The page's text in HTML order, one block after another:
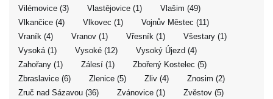
Vilémovice (3)
Vlastějovice (1)
Vlašim (49)
Vlkančice (4)
Vlkovec (1)
Vojnův Městec (11)
Vraník (4)
Vranov (1) Vřesník (1)
Všestary (1)
Vysoká (1)
Vysoké (12)
Vysoký Újezd (4)
Zahořany (1)
Zálesí (1)
Zbořený Kostelec (5)
Zbraslavice (6)
Zlenice (5) Zliv (4)
Znosim (2)
Zruč nad Sázavou (36)
Zvánovice (1)
Zvěstov (5)